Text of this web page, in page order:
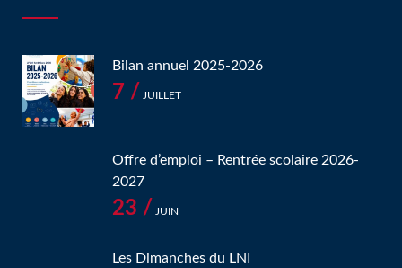
Bilan annuel 2025-2026
7 / JUILLET
Offre d’emploi – Rentrée scolaire 2026-
2027
23 / JUIN
Les Dimanches du LNI